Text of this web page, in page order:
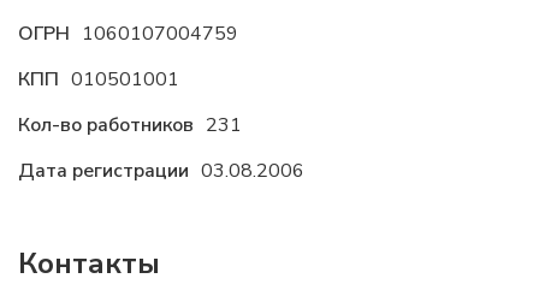
ОГРН 1060107004759
КПП 010501001
Кол-во работников 231
Дата регистрации 03.08.2006
Контакты